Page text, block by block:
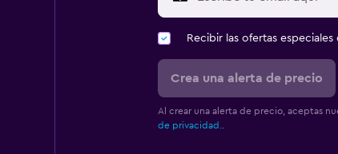
Recibir las ofertas
Crea una alerta de precio
Al crear una alerta de precio, aceptas
de privacidad.